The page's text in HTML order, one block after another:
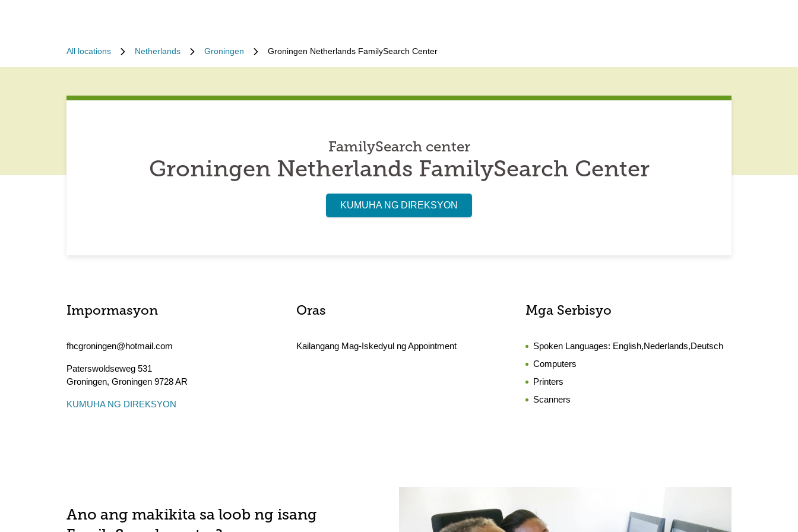
All locations Netherlands Groningen Groningen Netherlands FamilySearch Center
FamilySearch center
Groningen Netherlands FamilySearch Center
KUMUHA NG DIREKSYON
Impormasyon
fhcgroningen@hotmail.com
Paterswoldseweg 531
Groningen, Groningen 9728 AR
KUMUHA NG DIREKSYON
Oras
Kailangang Mag-Iskedyul ng Appointment
Mga Serbisyo
Spoken Languages: English,Nederlands,Deutsch
Computers
Printers
Scanners
Ano ang makikita sa loob ng isang